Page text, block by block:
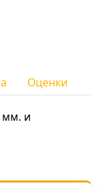
Оценки
мм. и